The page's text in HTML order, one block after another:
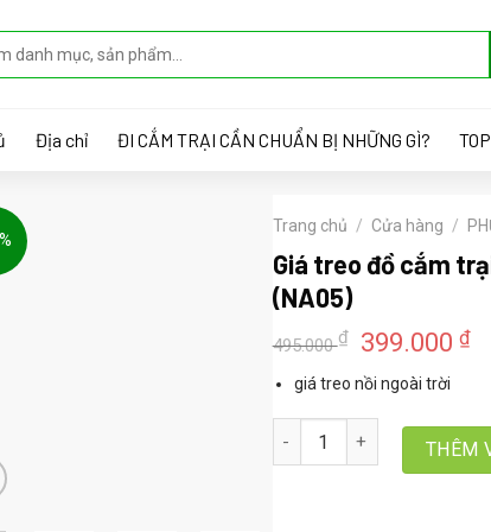
Địa chỉ ĐI CẮM TRẠI CẦN CHUẨN BỊ NHỮNG GÌ?
Trang chủ / Cửa hàng /
Giá treo đồ cắm
(NA05)
495.000₫
Giá
gốc
là:
495.000 ₫.
399.000₫
giá treo nồi ngoài trời
Giá treo đồ cắm trại có thể
THÊM